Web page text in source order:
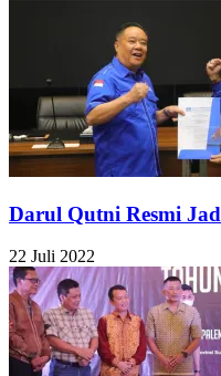
Darul Qutni Resmi
22 Juli 2022